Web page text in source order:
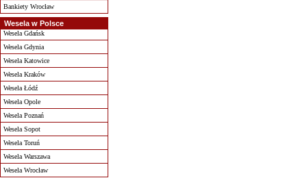
Bankiety Wrocław
Wesela w Polsce
Wesela Gdańsk
Wesela Gdynia
Wesela Katowice
Wesela Kraków
Wesela Łódź
Wesela Opole
Wesela Poznań
Wesela Sopot
Wesela Toruń
Wesela Warszawa
Wesela Wrocław